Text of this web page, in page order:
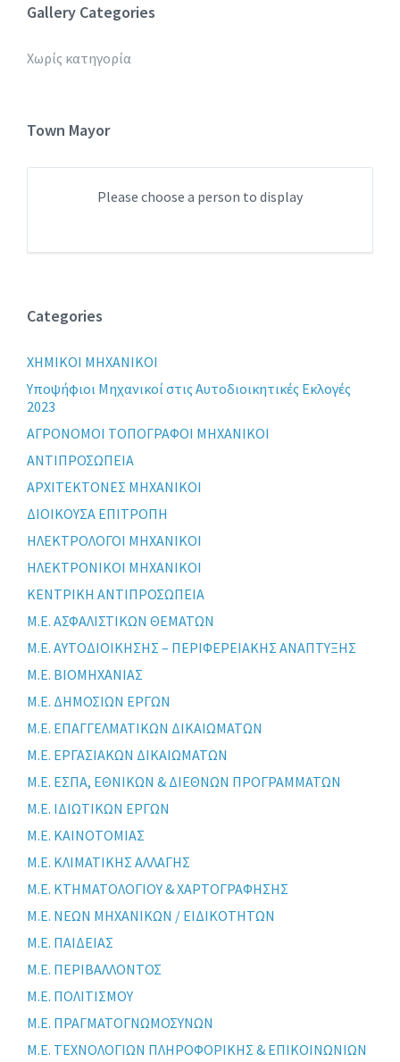
Gallery Categories
Χωρίς κατηγορία
Town Mayor
Please choose a person to display
Categories
XHMIKOI MHXANIKOI
Yποψήφιοι Μηχανικοί στις Αυτοδιοικητικές Εκλογές
2023
ΑΓΡΟΝΟΜΟΙ ΤΟΠΟΓΡΑΦΟΙ ΜΗΧΑΝΙΚΟΙ
ΑΝΤΙΠΡΟΣΩΠΕΙΑ
ΑΡΧΙΤΕΚΤΟΝΕΣ ΜΗΧΑΝΙΚΟΙ
ΔΙΟΙΚΟΥΣΑ ΕΠΙΤΡΟΠΗ
ΗΛΕΚΤΡΟΛΟΓΟΙ ΜΗΧΑΝΙΚΟΙ
ΗΛΕΚΤΡΟΝΙΚΟΙ ΜΗΧΑΝΙΚΟΙ
ΚΕΝΤΡΙΚΗ ΑΝΤΙΠΡΟΣΩΠΕΙΑ
Μ.Ε. ΑΣΦΑΛΙΣΤΙΚΩΝ ΘΕΜΑΤΩΝ
Μ.Ε. ΑΥΤΟΔΙΟΙΚΗΣΗΣ – ΠΕΡΙΦΕΡΕΙΑΚΗΣ ΑΝΑΠΤΥΞΗΣ
Μ.Ε. ΒΙΟΜΗΧΑΝΙΑΣ
Μ.Ε. ΔΗΜΟΣΙΩΝ ΕΡΓΩΝ
Μ.Ε. ΕΠΑΓΓΕΛΜΑΤΙΚΩΝ ΔΙΚΑΙΩΜΑΤΩΝ
Μ.Ε. ΕΡΓΑΣΙΑΚΩΝ ΔΙΚΑΙΩΜΑΤΩΝ
Μ.Ε. ΕΣΠΑ, ΕΘΝΙΚΩΝ & ΔΙΕΘΝΩΝ ΠΡΟΓΡΑΜΜΑΤΩΝ
Μ.Ε. ΙΔΙΩΤΙΚΩΝ ΕΡΓΩΝ
Μ.Ε. ΚΑΙΝΟΤΟΜΙΑΣ
Μ.Ε. ΚΛΙΜΑΤΙΚΗΣ ΑΛΛΑΓΗΣ
Μ.Ε. ΚΤΗΜΑΤΟΛΟΓΙΟΥ & ΧΑΡΤΟΓΡΑΦΗΣΗΣ
Μ.Ε. ΝΕΩΝ ΜΗΧΑΝΙΚΩΝ / ΕΙΔΙΚΟΤΗΤΩΝ
Μ.Ε. ΠΑΙΔΕΙΑΣ
Μ.Ε. ΠΕΡΙΒΑΛΛΟΝΤΟΣ
Μ.Ε. ΠΟΛΙΤΙΣΜΟΥ
Μ.Ε. ΠΡΑΓΜΑΤΟΓΝΩΜΟΣΥΝΩΝ
Μ.Ε. ΤΕΧΝΟΛΟΓΙΩΝ ΠΛΗΡΟΦΟΡΙΚΗΣ & ΕΠΙΚΟΙΝΩΝΙΩΝ